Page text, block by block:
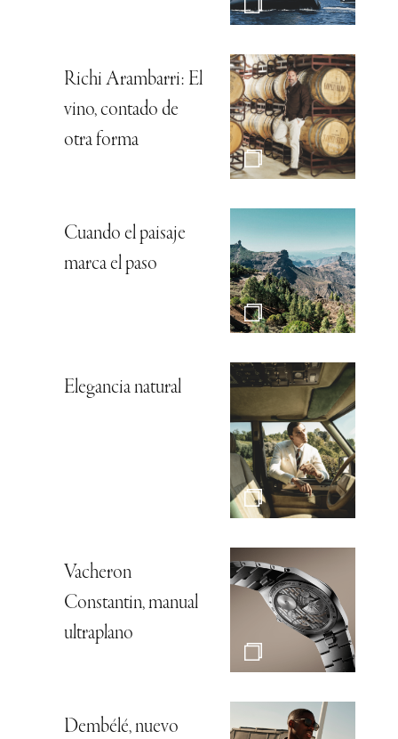
Richi Arambarri: El
vino, contado de
otra forma
Cuando el paisaje
marca el paso
Elegancia natural
Vacheron
Constantin, manual
ultraplano
Dembélé, nuevo